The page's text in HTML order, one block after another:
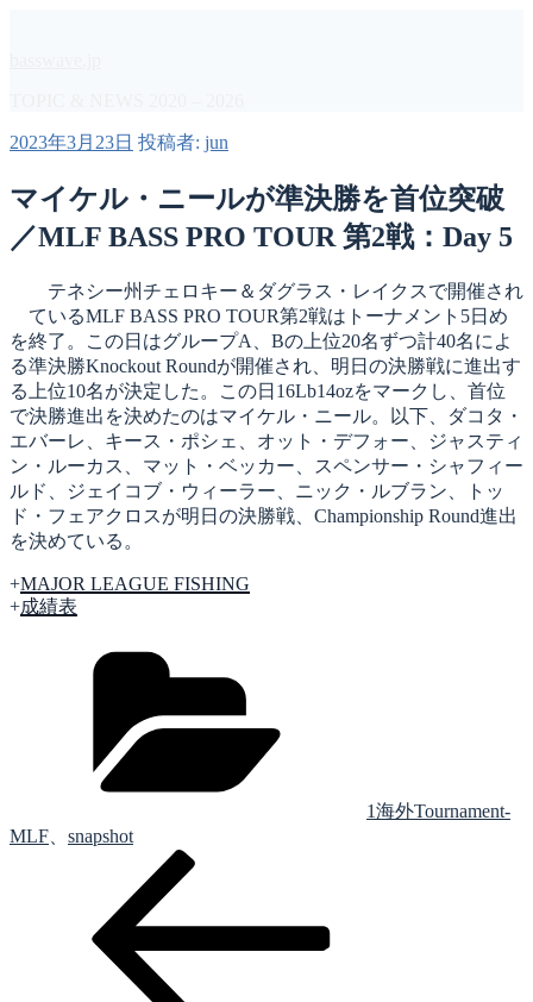
へ
キ
プ
投
日:
2023年3月23日 投稿者: jun
マイケル・ニールが準決勝を首位突破
／MLF BASS PRO TOUR 第2戦：Day 5
テネシー州チェロキー＆ダグラス・レイクスで開催され
ているMLF BASS PRO TOUR第2戦はトーナメント5日め
を終了。この日はグループA、Bの上位20名ずつ計40名によ
る準決勝Knockout Roundが開催され、明日の決勝戦に進出す
る上位10名が決定した。この日16Lb14ozをマークし、首位
で決勝進出を決めたのはマイケル・ニール。以下、ダコタ・
エバーレ、キース・ポシェ、オット・デフォー、ジャスティ
ン・ルーカス、マット・ベッカー、スペンサー・シャフィー
ルド、ジェイコブ・ウィーラー、ニック・ルブラン、トッ
ド・フェアクロスが明日の決勝戦、Championship Round進出
を決めている。
+MAJOR LEAGUE FISHING
+成績表
1海外Tournament-
MLF
snapshot